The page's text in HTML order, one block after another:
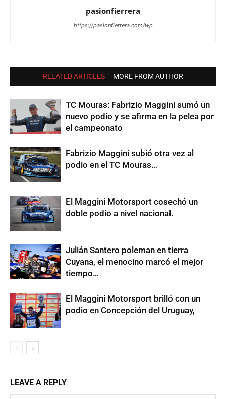
pasionfierrera
https://pasionfierrera.com/wp
RELATED ARTICLES MORE FROM AUTHOR
TC Mouras: Fabrizio Maggini sumó un
nuevo podio y se afirma en la pelea por
el campeonato
Fabrizio Maggini subió otra vez al
podio en el TC Mouras…
El Maggini Motorsport cosechó un
doble podio a nivel nacional.
Julián Santero poleman en tierra
Cuyana, el menocino marcó el mejor
tiempo…
El Maggini Motorsport brilló con un
podio en Concepción del Uruguay,
LEAVE A REPLY